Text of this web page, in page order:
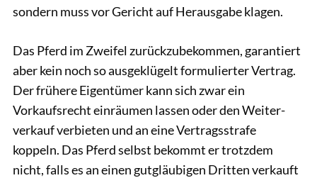
sondern muss vor Gericht auf Herausgabe klagen.
Das Pferd im Zweifel zurückzubekommen, garantiert
aber kein noch so ausgeklügelt formulierter Vertrag.
Der frühere Eigentümer kann sich zwar ein
Vorkaufsrecht einräumen lassen oder den Weiter­
verkauf verbieten und an eine Vertragsstrafe
koppeln. Das Pferd selbst bekommt er trotzdem
nicht, falls es an einen gutgläubigen Dritten ­verkauft